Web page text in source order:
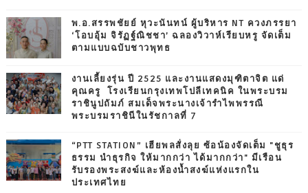
พ.อ.สรรพชัยย์ หุวะนันทน์ ผู้บริหาร NT ควงภรรยา
‘โอบอุ้ม จิรัฏฐ์ณิชชา’ ฉลองวิวาห์เรียบหรู จัดเต็ม
ตามแบบฉบับชาวพุทธ
งานเลี้ยงรุ่น ปี 2525 และงานแสดงมุฑิตาจิต แด่
คุณครู โรงเรียนกรุงเทพโปลีเทคนิค ในพระบรม
ราชินูปถัมภ์ สมเด็จพระนางเจ้ารำไพพรรณี
พระบรมราชินีในรัชกาลที่ 7
“PTT STATION” เฮียพลสั่งลุย ซ้อน้องจัดเต็ม "ชูธุร
ธรรม นำธุรกิจ ให้มากกว่า ได้มากกว่า" มีเรือน
รับรองพระสงฆ์และห้องน้ำสงฆ์แห่งแรกใน
ประเทศไทย